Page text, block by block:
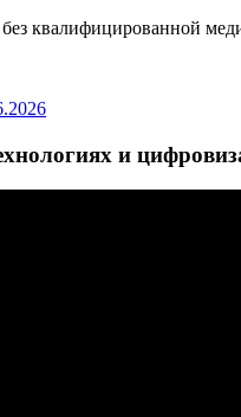
квалифицированной
и